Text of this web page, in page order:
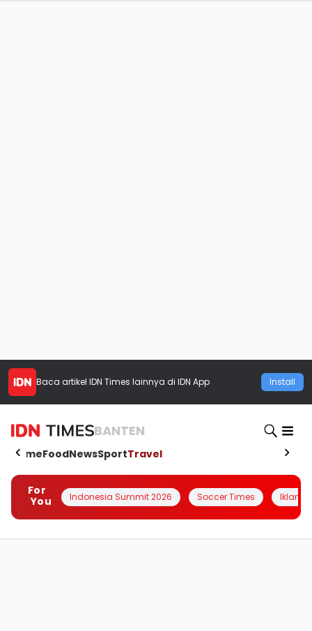
Baca artikel IDN Times lainnya di IDN App Install
BANTEN
HomeFoodNewsSportTravel
For
You
Indonesia Summit 2026 Soccer Times Iklanin